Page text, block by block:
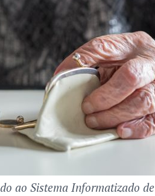
ao Sistema Informatizado de